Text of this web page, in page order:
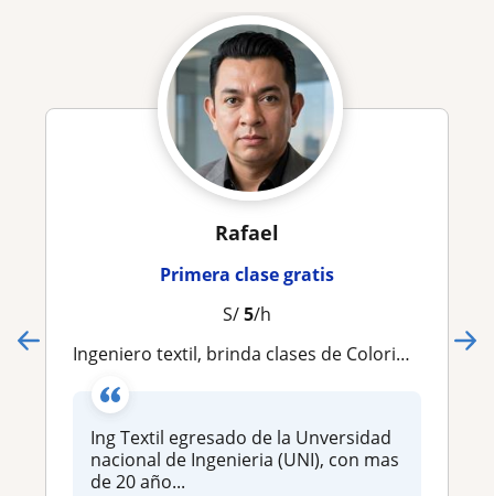
Rafael
Primera clase gratis
S/5/h
Ingeniero textil, brinda clases de Colorimetria y procesos de tintura, acabados
Ing Textil egresado de la Unversidad
nacional de Ingenieria (UNI), con mas
de 20 año...